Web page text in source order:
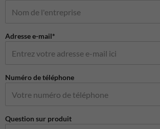
Adresse e-mail*
Numéro de téléphone
Question sur produit